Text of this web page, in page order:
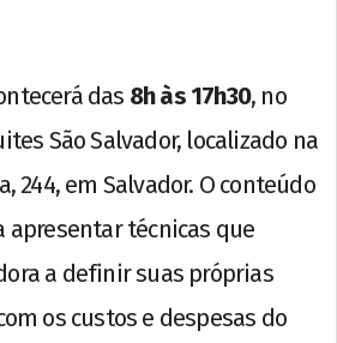
das 8h às 17h30, no
São Salvador, localizado na
244, em Salvador. O conteúdo
apresentar técnicas que
a definir suas próprias
os custos e despesas do